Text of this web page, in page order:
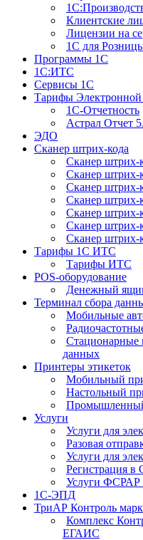
Клиентские
Лицензии на
1С для
Программы 1С
1С:ИТС
Сервисы 1С
Тарифы Электронной
1С-Отчетность
Астрал Отчет
ЭДО
Сканер штрих-кода
Сканер штрих-
Сканер штрих-
Сканер штрих-
Сканер штрих-
Сканер штрих-
Сканер штрих-
Сканер штрих-
Тарифы 1С ИТС
Тарифы ИТС
POS-оборудование
Денежный
Терминал сбора
Мобильные
Стационарные
данных
Принтеры этикеток
Мобильный
Настольный
Промышленный
Услуги
Услуги для
Разовая
Услуги для
Регистрация
Услуги
1С-ЭПД
ТриАР Контроль
Комплекс
ЕГАИС